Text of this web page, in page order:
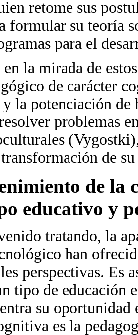
retome sus
formular su teoría
para el
la mirada de
de carácter
la potenciación
problemas
de
de la
educativo y
tratando, la
han
perspectivas. Es
tipo de educación
su
es la